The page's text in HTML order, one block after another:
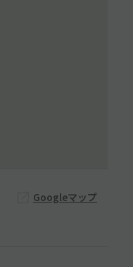
Googleマップ